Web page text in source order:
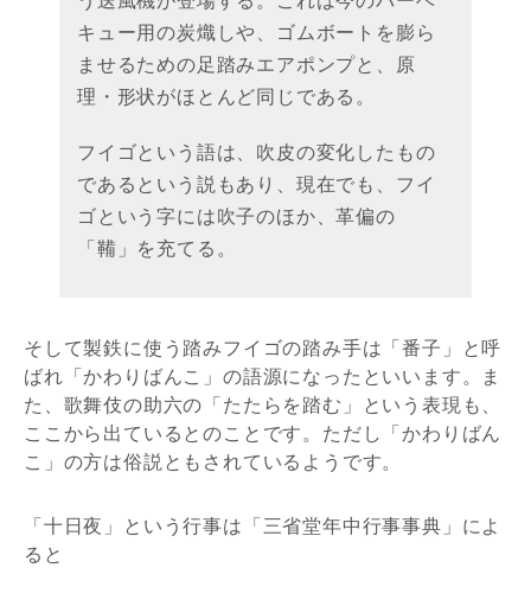
キュー用の炭熾しや、ゴムボートを膨ら
ませるための足踏みエアポンプと、原
理・形状がほとんど同じである。
フイゴという語は、吹皮の変化したもの
であるという説もあり、現在でも、フイ
ゴという字には吹子のほか、革偏の
「鞴」を充てる。
そして製鉄に使う踏みフイゴの踏み手は「番子」と呼
ばれ「かわりばんこ」の語源になったといいます。ま
た、歌舞伎の助六の「たたらを踏む」という表現も、
ここから出ているとのことです。ただし「かわりばん
こ」の方は俗説ともされているようです。
「十日夜」という行事は「三省堂年中行事事典」によ
ると